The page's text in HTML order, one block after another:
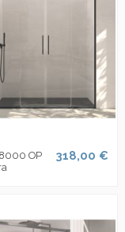
OP
318,00 €